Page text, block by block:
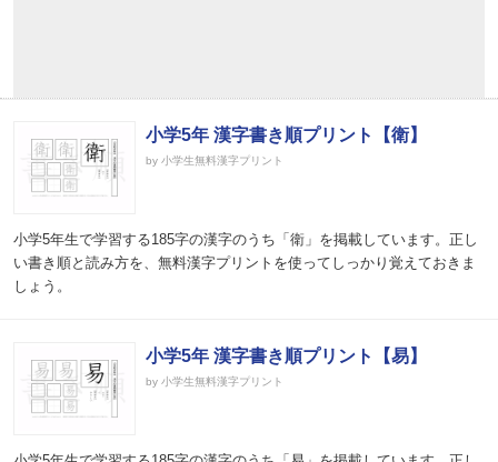
小学5年 漢字書き順プリント【衛】
by 小学生無料漢字プリント
小学5年生で学習する185字の漢字のうち「衛」を掲載しています。正し
い書き順と読み方を、無料漢字プリントを使ってしっかり覚えておきま
しょう。
小学5年 漢字書き順プリント【易】
by 小学生無料漢字プリント